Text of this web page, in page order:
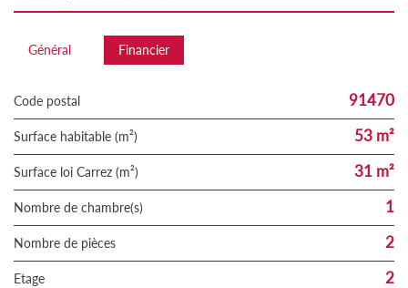
Général Financier
Code postal 91470
Surface habitable (m²) 53 m²
Surface loi Carrez (m²) 31 m²
Nombre de chambre(s) 1
Nombre de pièces 2
Etage 2